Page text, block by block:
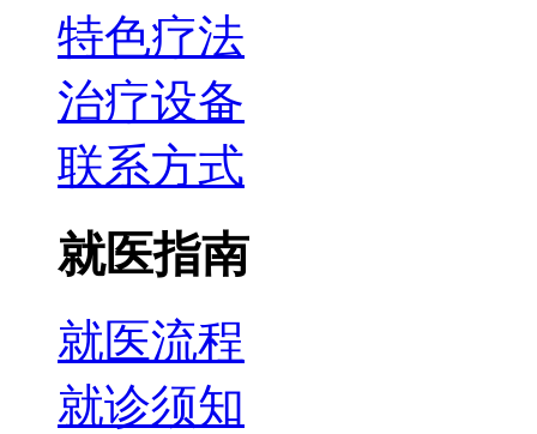
特色疗法
治疗设备
联系方式
就医指南
就医流程
就诊须知